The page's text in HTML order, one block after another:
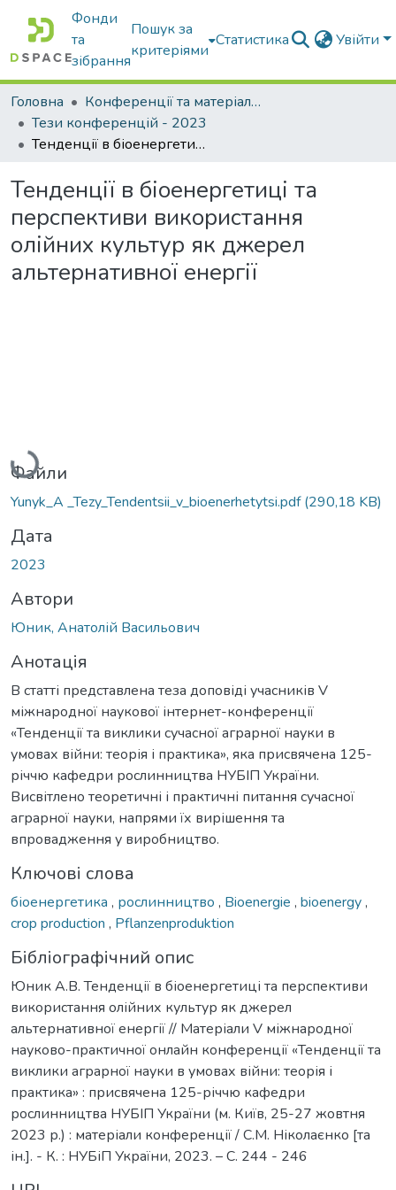
Фонди
та
зібрання
Пошук за
критеріями
Статистика Увійти
Головна
Конференції та матеріали конференцій
Тези конференцій - 2023
Тенденції в біоенергетиці та перспективи використання олійних культур як джерел альтернативної енергії
Тенденції в біоенергетиці та
перспективи використання
олійних культур як джерел
альтернативної енергії
Вантажиться...
Файли
Yunyk_A _Tezy_Tendentsii_v_bioenerhetytsi.pdf(290,18 KB)
Дата
2023
Автори
Юник, Анатолій Васильович
Анотація
В статті представлена теза доповіді учасників V
міжнародної наукової інтернет-конференції
«Тенденції та виклики сучасної аграрної науки в
умовах війни: теорія і практика», яка присвячена 125-
річчю кафедри рослинництва НУБІП України.
Висвітлено теоретичні і практичні питання сучасної
аграрної науки, напрями їх вирішення та
впровадження у виробництво.
Ключові слова
біоенергетика , рослинництво , Bioenergie , bioenergy,
crop production , Pflanzenproduktion
Бібліографічний опис
Юник А.В. Тенденції в біоенергетиці та перспективи
використання олійних культур як джерел
альтернативної енергії // Матеріали V міжнародної
науково-практичної онлайн конференції «Тенденції та
виклики аграрної науки в умовах війни: теорія і
практика» : присвячена 125-річчю кафедри
рослинництва НУБІП України (м. Київ, 25-27 жовтня
2023 р.) : матеріали конференції / С.М. Ніколаєнко [та
ін.]. - К. : НУБіП України, 2023. – С. 244 - 246